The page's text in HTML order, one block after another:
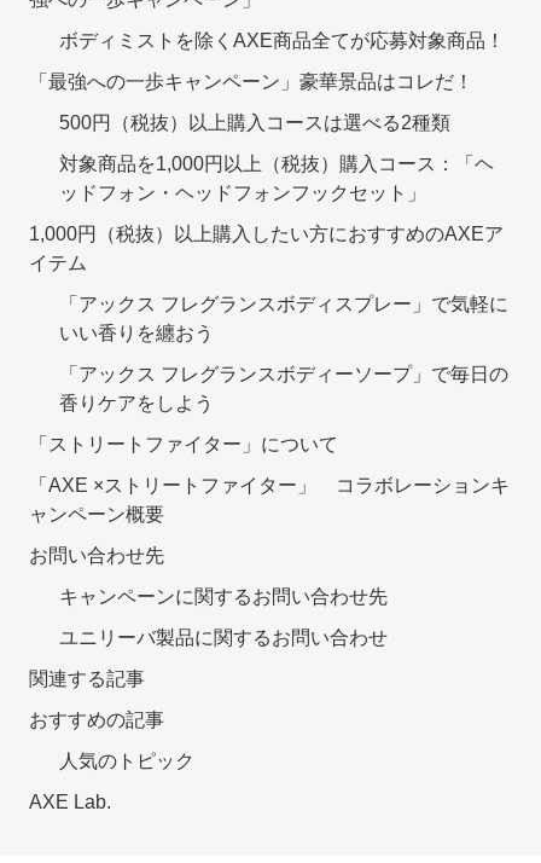
ボディミストを除くAXE商品全てが応募対象商品！
「最強への一歩キャンペーン」豪華景品はコレだ！
500円（税抜）以上購入コースは選べる2種類
対象商品を1,000円以上（税抜）購入コース：「ヘ
ッドフォン・ヘッドフォンフックセット」
1,000円（税抜）以上購入したい方におすすめのAXEア
イテム
「アックス フレグランスボディスプレー」で気軽に
いい香りを纏おう
「アックス フレグランスボディーソープ」で毎日の
香りケアをしよう
「ストリートファイター」について
「AXE ×ストリートファイター」 コラボレーションキ
ャンペーン概要
お問い合わせ先
キャンペーンに関するお問い合わせ先
ユニリーバ製品に関するお問い合わせ
関連する記事
おすすめの記事
人気のトピック
AXE Lab.